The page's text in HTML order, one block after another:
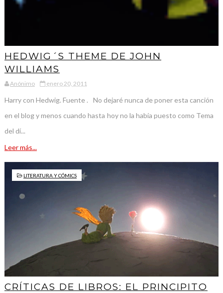
HEDWIG´S THEME DE JOHN
WILLIAMS
Anónimo enero 20, 2011
Harry con Hedwig. Fuente . No dejaré nunca de poner esta canción
en el blog y menos cuando hasta hoy no la había puesto como Tema
del dí...
Leer más...
LITERATURA Y CÓMICS
CRÍTICAS DE LIBROS: EL PRINCIPITO